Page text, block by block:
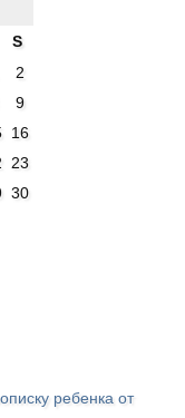
S
2
9
16
23
30
ребенка от